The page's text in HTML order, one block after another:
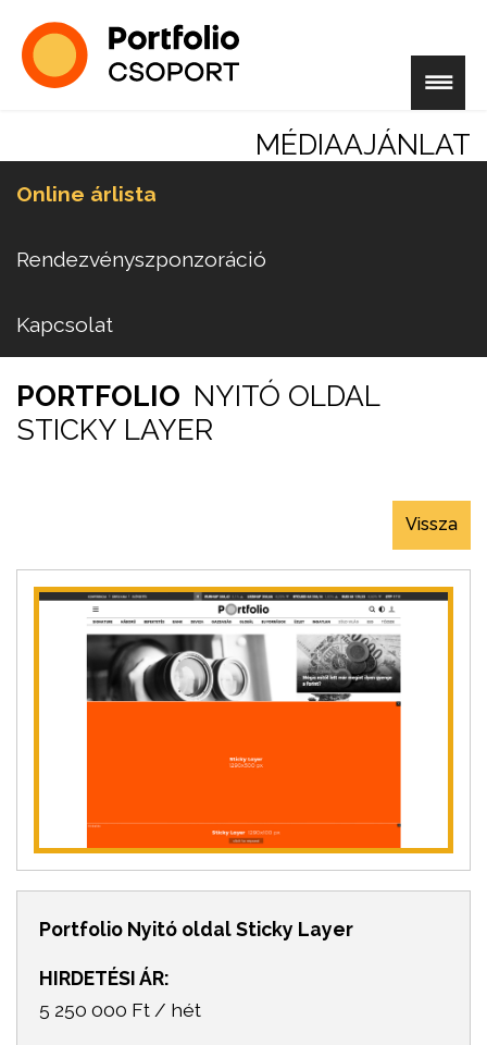
MÉDIAAJÁNLAT
Online árlista
Rendezvényszponzoráció
Kapcsolat
PORTFOLIO NYITÓ OLDAL
STICKY LAYER
Vissza
Portfolio Nyitó oldal Sticky Layer
HIRDETÉSI ÁR:
5 250 000 Ft / hét